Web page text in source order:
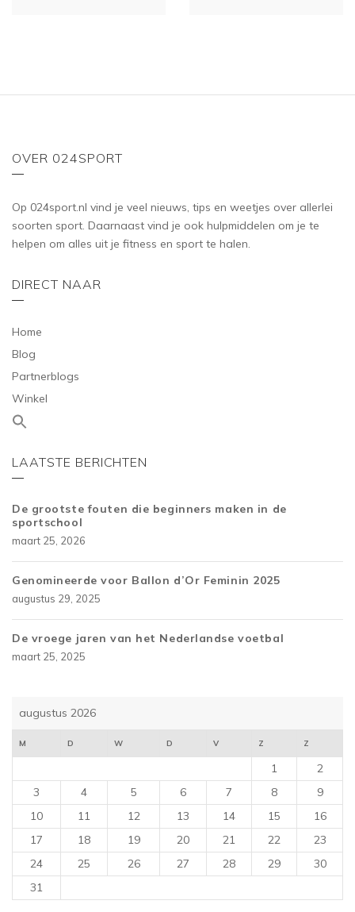
OVER 024SPORT
Op 024sport.nl vind je veel nieuws, tips en weetjes over allerlei
soorten sport. Daarnaast vind je ook hulpmiddelen om je te
helpen om alles uit je fitness en sport te halen.
DIRECT NAAR
Home
Blog
Partnerblogs
Winkel
LAATSTE BERICHTEN
De grootste fouten die beginners maken in de
sportschool
maart 25, 2026
Genomineerde voor Ballon d’Or Feminin 2025
augustus 29, 2025
De vroege jaren van het Nederlandse voetbal
maart 25, 2025
augustus 2026
M D W D V Z Z
1
2
3
4 5 6 7 8
9
10
11 12 13 14 15
16
17
18 19 20 21 22
23
24
25 26 27 28 29
30
31